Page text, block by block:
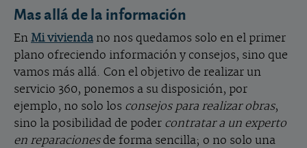
Mas allá de la información
En Mi vivienda no nos quedamos solo en el primer
plano ofreciendo información y consejos, sino que
vamos más allá. Con el objetivo de realizar un
servicio 360, ponemos a su disposición, por
ejemplo, no solo los consejos para realizar obras,
sino la posibilidad de poder contratar a un experto
en reparaciones de forma sencilla; o no solo una